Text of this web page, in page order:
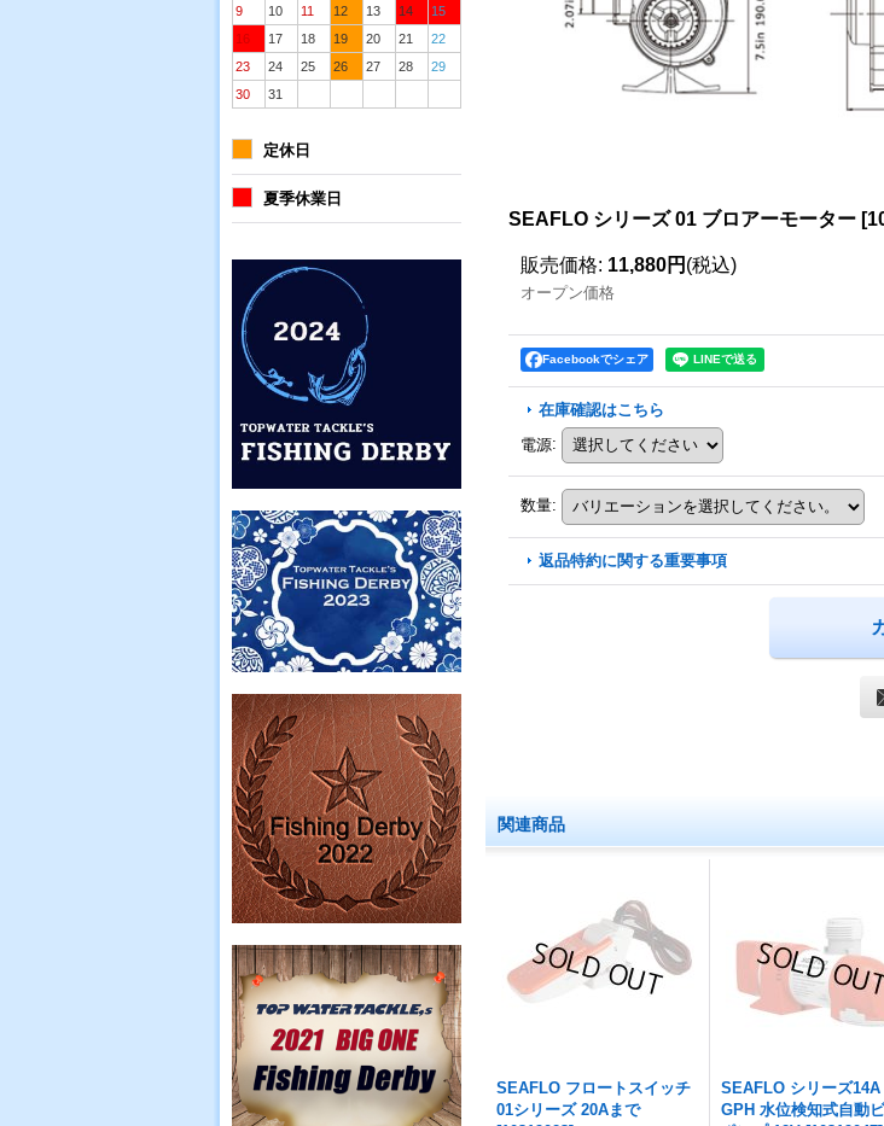
9
10 11 12 13 14
15
16
17 18 19 20 21
22
23
24 25 26 27 28
29
30
31
定休日
夏季休業日
SEAFLO シリーズ 01 ブロアーモーター [
販売価格: 11,880円 (税込)
オープン価格
Facebookでシェア
在庫確認はこちら
電源:
数量:
返品特約に関する重要事項
関連商品
SEAFLO フロートスイッチ
01シリーズ 20Aまで
SEAFLO シリーズ14A
GPH 水位検知式自動